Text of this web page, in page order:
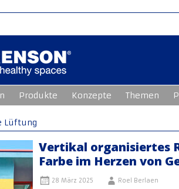
Produkte Konzepte Themen
Lüftung
Vertikal organisiertes
Farbe im Herzen von
28 März 2025
Roel Berlaen